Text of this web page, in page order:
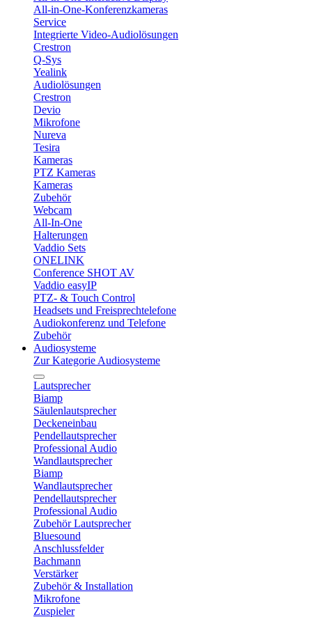
All-in-One-Konferenzkameras
Service
Integrierte Video-Audiolösungen
Crestron
Q-Sys
Yealink
Audiolösungen
Crestron
Devio
Mikrofone
Nureva
Tesira
Kameras
PTZ Kameras
Kameras
Zubehör
Webcam
All-In-One
Halterungen
Vaddio Sets
ONELINK
Conference SHOT AV
Vaddio easyIP
PTZ- & Touch Control
Headsets und Freisprechtelefone
Audiokonferenz und Telefone
Zubehör
Audiosysteme
Zur Kategorie Audiosysteme
Lautsprecher
Biamp
Säulenlautsprecher
Deckeneinbau
Pendellautsprecher
Professional Audio
Wandlautsprecher
Biamp
Wandlautsprecher
Pendellautsprecher
Professional Audio
Zubehör Lautsprecher
Bluesound
Anschlussfelder
Bachmann
Verstärker
Zubehör & Installation
Mikrofone
Zuspieler